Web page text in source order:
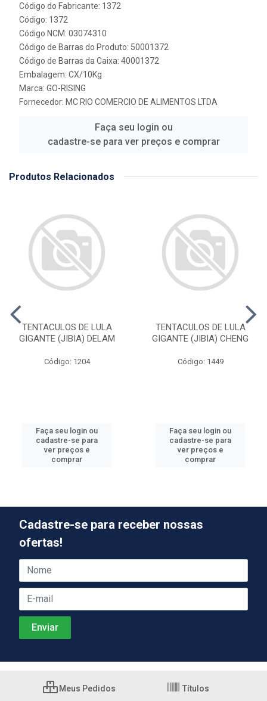
Código do Fabricante: 1372
Código: 1372
Código NCM: 03074310
Código de Barras do Produto: 50001372
Código de Barras da Caixa: 40001372
Embalagem: CX/10Kg
Marca: GO-RISING
Fornecedor: MC RIO COMERCIO DE ALIMENTOS LTDA
Faça seu login ou
cadastre-se para ver preços e comprar
Produtos Relacionados
TENTACULOS DE LULA
GIGANTE (JIBIA) DELAM
Código: 1204
Faça seu login ou
cadastre-se para
ver preços e
comprar
TENTACULOS DE LULA
GIGANTE (JIBIA) CHENG
Código: 1449
Faça seu login ou
cadastre-se para
ver preços e
comprar
Cadastre-se para receber nossas
ofertas!
Meus Pedidos Títulos